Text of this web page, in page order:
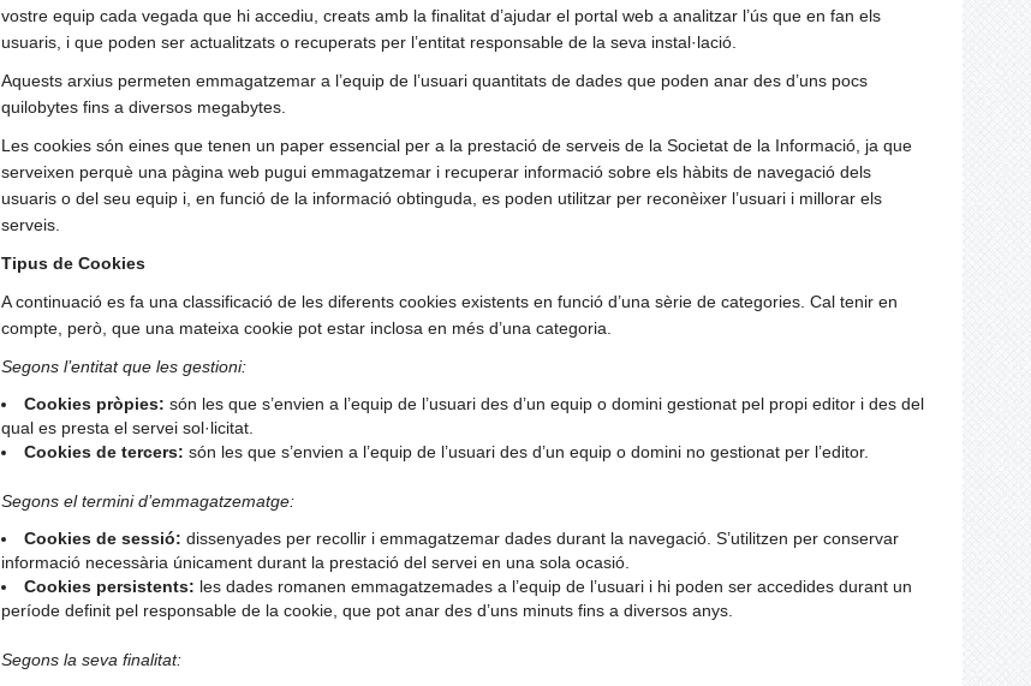
vostre equip cada vegada que hi accediu, creats amb la finalitat d’ajudar el portal web a analitzar l’ús que en fan els
usuaris, i que poden ser actualitzats o recuperats per l’entitat responsable de la seva instal·lació.
Aquests arxius permeten emmagatzemar a l’equip de l’usuari quantitats de dades que poden anar des d’uns pocs
quilobytes fins a diversos megabytes.
Les cookies són eines que tenen un paper essencial per a la prestació de serveis de la Societat de la Informació, ja que
serveixen perquè una pàgina web pugui emmagatzemar i recuperar informació sobre els hàbits de navegació dels
usuaris o del seu equip i, en funció de la informació obtinguda, es poden utilitzar per reconèixer l’usuari i millorar els
serveis.
Tipus de Cookies
A continuació es fa una classificació de les diferents cookies existents en funció d’una sèrie de categories. Cal tenir en
compte, però, que una mateixa cookie pot estar inclosa en més d’una categoria.
Segons l’entitat que les gestioni:
Cookies pròpies: són les que s’envien a l’equip de l’usuari des d’un equip o domini gestionat pel propi editor i des del
qual es presta el servei sol·licitat.
Cookies de tercers: són les que s’envien a l’equip de l’usuari des d’un equip o domini no gestionat per l’editor.
Segons el termini d’emmagatzematge:
Cookies de sessió: dissenyades per recollir i emmagatzemar dades durant la navegació. S’utilitzen per conservar
informació necessària únicament durant la prestació del servei en una sola ocasió.
Cookies persistents: les dades romanen emmagatzemades a l’equip de l’usuari i hi poden ser accedides durant un
període definit pel responsable de la cookie, que pot anar des d’uns minuts fins a diversos anys.
Segons la seva finalitat: